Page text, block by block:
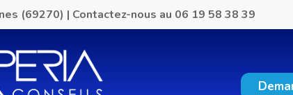
(69270) | Contactez-nous au 06 19 58 38 39